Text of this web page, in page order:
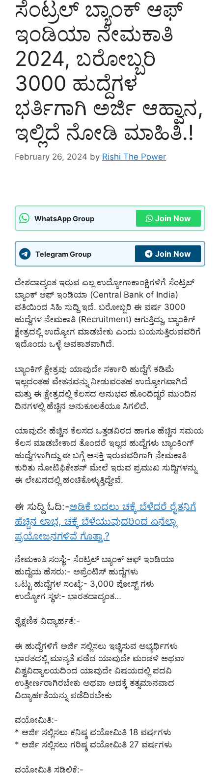
ಸೆಂಟ್ರಲ್ ಬ್ಯಾಂಕ್ ಆಫ್
ಇಂಡಿಯಾ ನೇಮಕಾತಿ
2024, ಬರೋಬ್ಬರಿ
3000 ಹುದ್ದೆಗಳ
ಭರ್ತಿಗಾಗಿ ಅರ್ಜಿ ಆಹ್ವಾನ,
ಇಲ್ಲಿದೆ ನೋಡಿ ಮಾಹಿತಿ.!
February 26, 2024 by Rishi The Power
WhatsApp Group Join Now
Telegram Group Join Now
ದೇಶದಾದ್ಯಂತ ಇರುವ ಎಲ್ಲ ಉದ್ಯೋಗಾಕಾಂಕ್ಷಿಗಳಿಗೆ ಸೆಂಟ್ರಲ್
ಬ್ಯಾಂಕ್ ಆಫ್ ಇಂಡಿಯಾ (Central Bank of India)
ವತಿಯಿಂದ ಸಿಹಿ ಸುದ್ದಿ ಇದೆ. ಬರೋಬ್ಬರಿ ಈ ವರ್ಷ 3000
ಹುದ್ದೆಗಳ ನೇಮಕಾತಿ (Recruitment) ಆಗುತ್ತಿದ್ದು, ಬ್ಯಾಂಕಿಗ್
ಕ್ಷೇತ್ರದಲ್ಲಿ ಉದ್ಯೋಗ ಮಾಡಬೇಕು ಎಂದು ಬಯಸುತ್ತಿರುವವರಿಗೆ
ಇದೊಂದು ಒಳ್ಳೆ ಅವಕಾಶವಾಗಿದೆ.
ಬ್ಯಾಂಕಿಗ್ ಕ್ಷೇತ್ರವು ಯಾವುದೇ ಸರ್ಕಾರಿ ಹುದ್ದೆಗೆ ಕಡಿಮೆ
ಇಲ್ಲದಂತಹ ವೇತನವನ್ನು ನೀಡುವಂತಹ ಉದ್ಯೋಗವಾಗಿದೆ
ಮತ್ತು ಈ ಕ್ಷೇತ್ರದಲ್ಲಿ ಕೆಲಸದ ಅನುಭವ ಹೊಂದಿದ್ದರೆ ಮುಂದಿನ
ದಿನಗಳಲ್ಲಿ ಹೆಚ್ಚಿನ ಅನುಕೂಲತೆಯೂ ಸಿಗಲಿದೆ.
ಯಾವುದೇ ಹೆಚ್ಚಿನ ಕೆಲಸದ ಒತ್ತಡವಿರದ ಹಾಗೂ ಹೆಚ್ಚಿನ ಸಮಯ
ಕೆಲಸ ಮಾಡಬೇಕಾದ ತೊಂದರೆ ಇಲ್ಲದ ಹುದ್ದೆಗಳು ಬ್ಯಾಂಕಿಂಗ್
ಹುದ್ದೆಗಳಾಗಿದ್ದು ಈ ಬಗ್ಗೆ ಆಸಕ್ತಿ ಇರುವವರಿಗಾಗಿ ನೇಮಕಾತಿ
ಕುರಿತು ನೋಟಿಫಿಕೇಶನ್ ಮೇಲೆ ಇರುವ ಪ್ರಮುಖ ಸುದ್ದಿಗಳನ್ನು
ಈ ಲೇಖನದಲ್ಲಿ ಹಂಚಿಕೊಳ್ಳುತ್ತಿದ್ದೇವೆ.
ಈ ಸುದ್ದಿ ಓದಿ:-ಅಡಿಕೆ ಬದಲು ಚಕ್ಕೆ ಬೆಳೆದರೆ ರೈತನಿಗೆ
ಹೆಚ್ಚಿನ ಲಾಭ, ಚಕ್ಕೆ ಬೆಳೆಯುವುದರಿಂದ ಏನೆಲ್ಲಾ
ಪ್ರಯೋಜನಗಳಿವೆ ಗೊತ್ತಾ.?
ನೇಮಕಾತಿ ಸಂಸ್ಥೆ:- ಸೆಂಟ್ರಲ್ ಬ್ಯಾಂಕ್ ಆಫ್ ಇಂಡಿಯಾ
ಹುದ್ದೆಯ ಹೆಸರು:- ಅಪ್ರೆಂಟಿಸ್ ಹುದ್ದೆಗಳು
ಒಟ್ಟು ಹುದ್ದೆಗಳ ಸಂಖ್ಯೆ:- 3,000 ಪೋಸ್ಟ್ ಗಳು
ಉದ್ಯೋಗ ಸ್ಥಳ:- ಭಾರತದಾದ್ಯಂತ…
ಶೈಕ್ಷಣಿಕ ವಿದ್ಯಾರ್ಹತೆ:-
ಈ ಹುದ್ದೆಗಳಿಗೆ ಅರ್ಜಿ ಸಲ್ಲಿಸಲು ಇಚ್ಚಿಸುವ ಅಭ್ಯರ್ಥಿಗಳು
ಭಾರತದಲ್ಲಿ ಮಾನ್ಯತೆ ಪಡೆದ ಯಾವುದೇ ಮಂಡಳಿ ಅಥವಾ
ವಿಶ್ವವಿದ್ಯಾಲಯದಿಂದ ಯಾವುದೇ ವಿಷಯದಲ್ಲಿ ಪದವಿ
ಉತ್ತೀರ್ಣರಾಗಿರಬೇಕು ಅಥವಾ ಅದಕ್ಕೆ ತತ್ಸಮಾನವಾದ
ವಿದ್ಯಾರ್ಹತೆಯನ್ನು ಪಡೆದಿರಬೇಕು
ವಯೋಮಿತಿ:-
* ಅರ್ಜಿ ಸಲ್ಲಿಸಲು ಕನಿಷ್ಠ ವಯೋಮಿತಿ 18 ವರ್ಷಗಳು
* ಅರ್ಜಿ ಸಲ್ಲಿಸಲು ಗರಿಷ್ಠ ವಯೋಮಿತಿ 27 ವರ್ಷಗಳು
ವಯೋಮಿತಿ ಸಡಿಲಿಕೆ:-